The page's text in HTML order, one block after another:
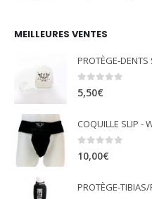
MEILLEURES VENTES
PROTÈGE-DENTS
0 out of 5
5,50€
COQUILLE SLIP -
10,00€